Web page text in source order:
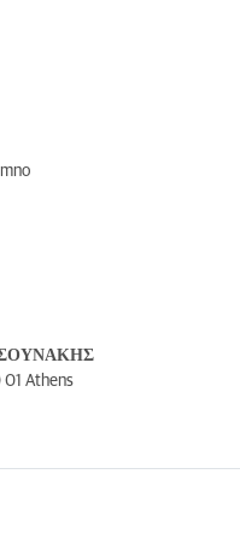
01 Athens